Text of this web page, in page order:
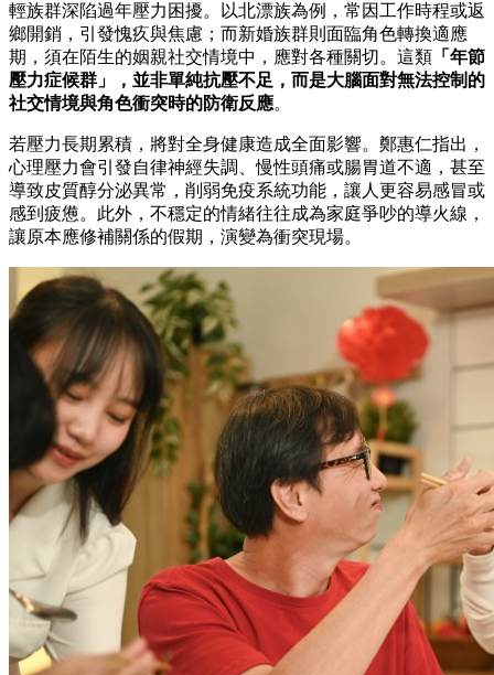
輕族群深陷過年壓力困擾。以北漂族為例，常因工作時程或返
鄉開銷，引發愧疚與焦慮；而新婚族群則面臨角色轉換適應
期，須在陌生的姻親社交情境中，應對各種關切。這類 「年節
壓力症候群」，並非單純抗壓不足，而是大腦面對無法控制的
社交情境與角色衝突時的防衛反應。
若壓力長期累積，將對全身健康造成全面影響。鄭惠仁指出，
心理壓力會引發自律神經失調、慢性頭痛或腸胃道不適，甚至
導致皮質醇分泌異常，削弱免疫系統功能，讓人更容易感冒或
感到疲憊。此外，不穩定的情緒往往成為家庭爭吵的導火線，
讓原本應修補關係的假期，演變為衝突現場。